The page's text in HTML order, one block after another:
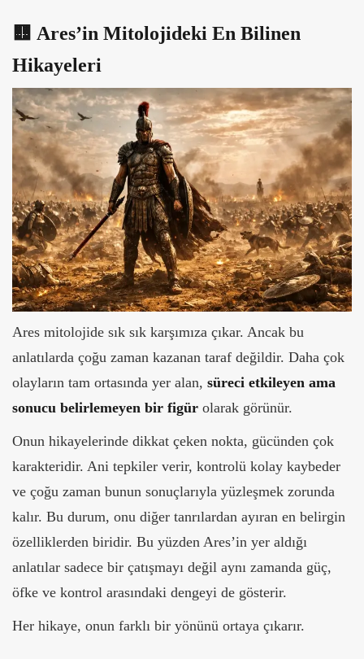
🟨 Ares’in Mitolojideki En Bilinen
Hikayeleri
Ares mitolojide sık sık karşımıza çıkar. Ancak bu
anlatılarda çoğu zaman kazanan taraf değildir. Daha çok
olayların tam ortasında yer alan, süreci etkileyen ama
sonucu belirlemeyen bir figür olarak görünür.
Onun hikayelerinde dikkat çeken nokta, gücünden çok
karakteridir. Ani tepkiler verir, kontrolü kolay kaybeder
ve çoğu zaman bunun sonuçlarıyla yüzleşmek zorunda
kalır. Bu durum, onu diğer tanrılardan ayıran en belirgin
özelliklerden biridir. Bu yüzden Ares’in yer aldığı
anlatılar sadece bir çatışmayı değil aynı zamanda güç,
öfke ve kontrol arasındaki dengeyi de gösterir.
Her hikaye, onun farklı bir yönünü ortaya çıkarır.